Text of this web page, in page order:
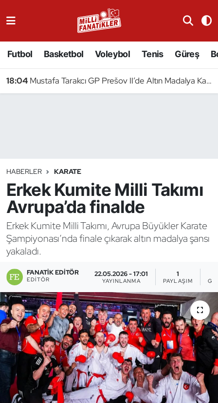
Futbol Basketbol Voleybol Tenis Güreş
18:04 Mustafa Tarakcı GP Prešov II’de Altın Madalya Kazandı
HABERLER KARATE
Erkek Kumite Milli Takımı
Avrupa’da finalde
Erkek Kumite Milli Takımı, Avrupa Büyükler Karate
Şampiyonası’nda finale çıkarak altın madalya şansı
yakaladı.
FANATIK EDITÖR
EDITÖR
22.05.2026 - 17:01
YAYINLANMA
1
PAYLAŞIM
Badminton
Binicilik
Bisiklet
Bocce Bowling Dart
Buz Hokeyi
Buz Pateni
Çim Hokeyi
Cimnastik